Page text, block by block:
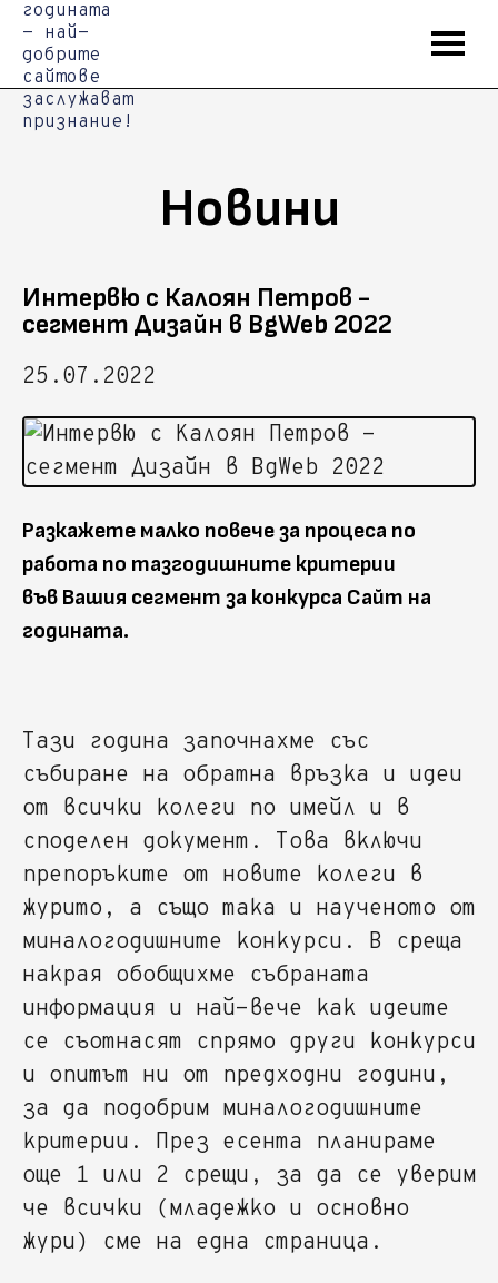
Новини
Интервю с Калоян Петров -
сегмент Дизайн в BgWeb 2022
25.07.2022
Разкажете малко повече за процеса по
работа по тазгодишните критерии
във Вашия сегмент за конкурса Сайт на
годината.
Тази година започнахме със
събиране на обратна връзка и идеи
от всички колеги по имейл и в
споделен документ. Това включи
препоръките от новите колеги в
журито, а също така и наученото от
миналогодишните конкурси. В среща
накрая обобщихме събраната
информация и най-вече как идеите
се съотнасят спрямо други конкурси
и опитът ни от предходни години,
за да подобрим миналогодишните
критерии. През есента планираме
още 1 или 2 срещи, за да се уверим
че всички (младежко и основно
жури) сме на една страница.